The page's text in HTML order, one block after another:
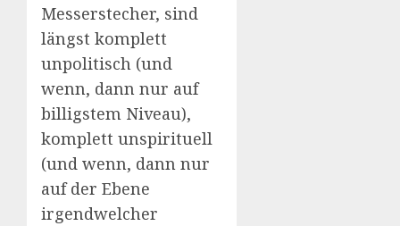
Messerstecher, sind
längst komplett
unpolitisch (und
wenn, dann nur auf
billigstem Niveau),
komplett unspirituell
(und wenn, dann nur
auf der Ebene
irgendwelcher